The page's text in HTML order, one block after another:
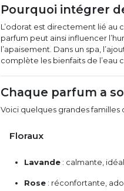
Pourquoi intégrer
L’odorat est directement lié au
parfum peut ainsi influencer
l’apaisement. Dans un spa,
complète les bienfaits de l’eau
Chaque parfum a
Voici quelques grandes familles
Floraux
Lavande : calmante,
Rose : réconfortante,